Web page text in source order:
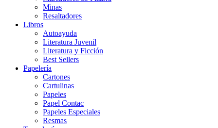
Minas
Resaltadores
Libros
Autoayuda
Literatura Juvenil
Literatura y Ficción
Best Sellers
Papelería
Cartones
Cartulinas
Papeles
Papel Contac
Papeles Especiales
Resmas